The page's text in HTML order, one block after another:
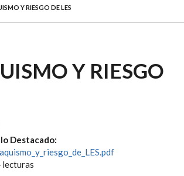
Y RIESGO DE LES
Y RIESGO
Destacado: